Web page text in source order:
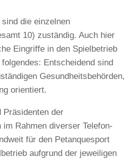
die einzelnen
10) zuständig. Auch hier
Eingriffe in den Spielbetrieb
Entscheidend sind
Gesundheitsbehörden,
orientiert.
Präsidenten der
im Rahmen diverser Telefon­
für den Petanquesport
aufgrund der jeweiligen